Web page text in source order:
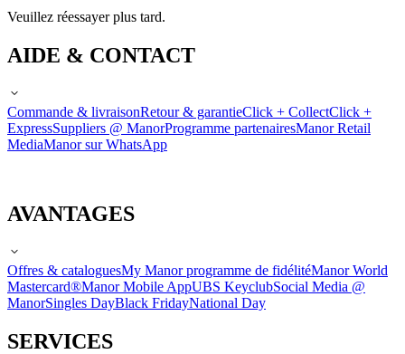
Veuillez réessayer plus tard.
AIDE & CONTACT
Commande & livraisonRetour & garantieClick + CollectClick +
ExpressSuppliers @ ManorProgramme partenairesManor Retail
MediaManor sur WhatsApp
AVANTAGES
Offres & cataloguesMy Manor programme de fidélitéManor World
Mastercard®Manor Mobile AppUBS KeyclubSocial Media @
ManorSingles DayBlack FridayNational Day
SERVICES